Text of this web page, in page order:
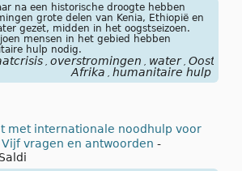
na een historische droogte hebben
grote delen van Kenia, Ethiopië en
gezet, midden in het oogstseizoen.
mensen in het gebied hebben
hulp nodig.
overstromingen water Oost-
Afrika
humanitaire hulp
met internationale noodhulp voor
Vijf vragen en antwoorden -